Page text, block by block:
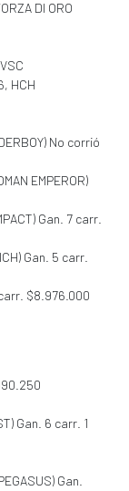
DI ORO
HCH
No corrió
EMPEROR)
Gan. 7 carr.
Gan. 5 carr.
carr. $8.976.000
Gan. 6 carr. 1
Gan.